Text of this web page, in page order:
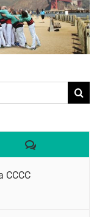
Comentaris
CCCC